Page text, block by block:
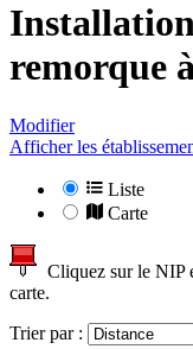
remorque à
Modifier
Afficher les
Liste
Carte
Cliquez sur le NIP
carte.
Trier par :